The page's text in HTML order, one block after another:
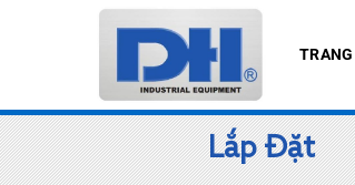
Lắp Đặt